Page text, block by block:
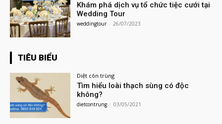
Khám phá dịch vụ tổ chức tiệc cưới tại
Wedding Tour
weddingtour - 26/07/2023
TIÊU BIỂU
Diệt côn trùng
Tìm hiểu loài thạch sùng có độc
không?
dietcontrung - 03/05/2021